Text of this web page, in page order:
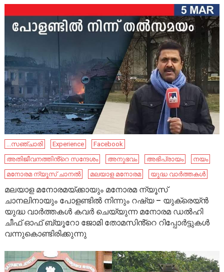
...സഞ്ചാരി Experience
Facebook
അതിജീവനത്തിൻ്റെ സന്ദേശം
അനുഭവം അഭിപ്രായം
നയം
മനോരമ ന്യൂസ് ചാനൽ
മലയാള മനോരമ യുദ്ധ വാർത്തകൾ
മലയാള മനോരമയ്ക്കായും മനോരമ ന്യൂസ്
ചാനലിനായും പോളണ്ടിൽ നിന്നും റഷ്യ – യുക്രെയ്ൻ
യുദ്ധ വാർത്തകൾ കവർ ചെയ്യുന്ന മനോരമ ഡൽഹി
ചീഫ് ഓഫ് ബ്യൂറോ ജോമി തോമസിൻ്റെ റിപ്പോർട്ടുകൾ
വന്നുകൊണ്ടിരിക്കുന്നു